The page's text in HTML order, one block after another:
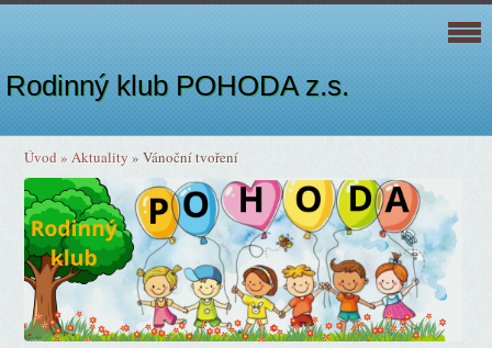
Rodinný klub POHODA z.s.
Úvod »Aktuality »Vánoční tvoření